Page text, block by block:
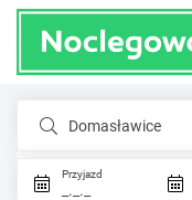
Domasławice
Przyjazd
_._._